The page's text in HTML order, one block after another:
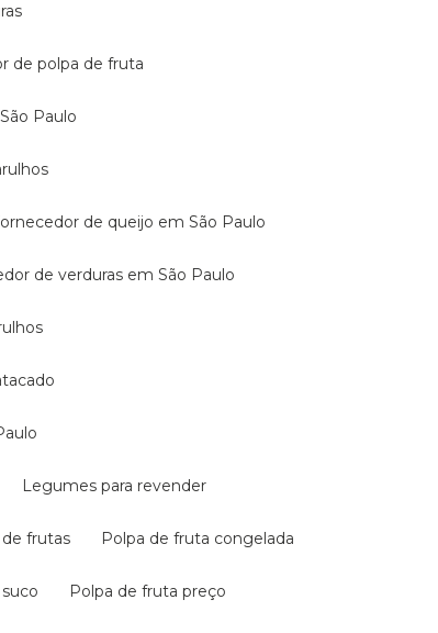
de polpa de fruta
Paulo
Fornecedor de queijo em São Paulo
de verduras em São Paulo
Legumes para revender
de frutas Polpa de fruta congelada
Polpa de fruta preço